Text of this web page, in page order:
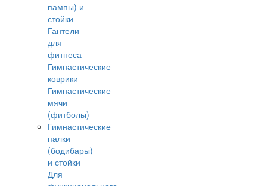
пампы) и
стойки
Гантели
для
фитнеса
Гимнастические
коврики
Гимнастические
мячи
(фитболы)
Гимнастические
палки
(бодибары)
и стойки
Для